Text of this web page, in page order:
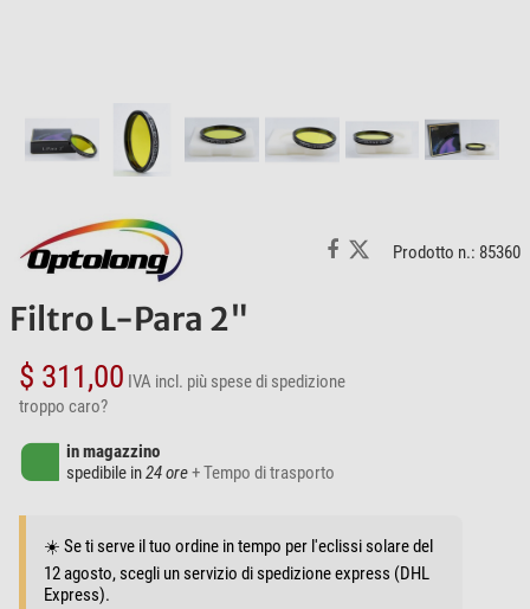
Prodotto n.: 85360
Filtro L-Para 2"
$ 311,00 IVA incl. più spese di spedizione
troppo caro?
in magazzino
spedibile in24 ore+ Tempo di trasporto
☀️ Se ti serve il tuo ordine in tempo per l'eclissi solare del
12 agosto, scegli un servizio di spedizione express (DHL
Express).